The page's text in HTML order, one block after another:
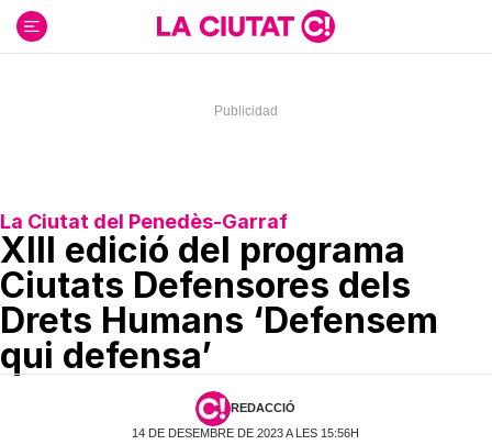
contenido
La Ciutat del Penedès-Garraf
XIII edició del programa
Ciutats Defensores dels
Drets Humans ‘Defensem
qui defensa’
REDACCIÓ
14 DE DESEMBRE DE 2023 A LES 15:56H